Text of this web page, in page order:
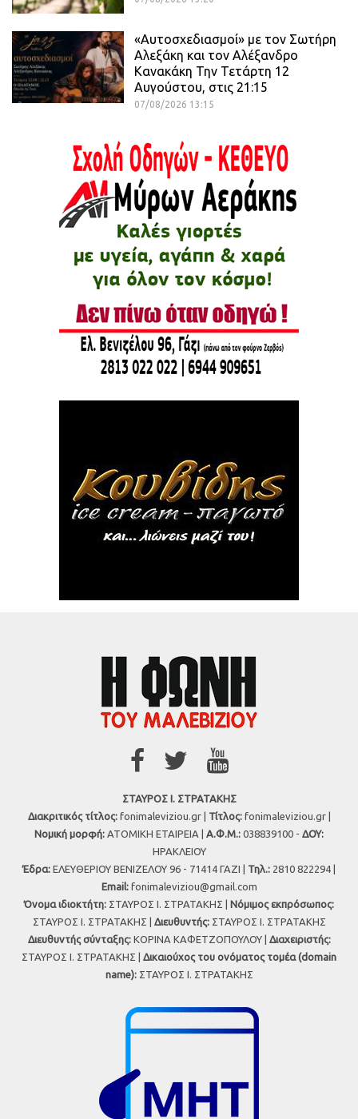
«Αυτοσχεδιασμοί» με τον Σωτήρη
Αλεξάκη και τον Αλέξανδρο
Κανακάκη Την Τετάρτη 12
Αυγούστου, στις 21:15
07/08/2026 13:15
ΣΤΑΥΡΟΣ Ι. ΣΤΡΑΤΑΚΗΣ
Διακριτικός τίτλος:fonimaleviziou.gr | Τίτλος:fonimaleviziou.gr |
Νομική μορφή: ΑΤΟΜΙΚΗ ΕΤΑΙΡΕΙΑ | Α.Φ.Μ.: 038839100 - ΔΟΥ:
ΗΡΑΚΛΕΙΟΥ
Έδρα: ΕΛΕΥΘΕΡΙΟΥ ΒΕΝΙΖΕΛΟΥ 96 - 71414 ΓΑΖΙ | Τηλ.: 2810 822294 |
Εmail: fonimaleviziou@gmail.com
Όνομα ιδιοκτήτη: ΣΤΑΥΡΟΣ Ι. ΣΤΡΑΤΑΚΗΣ | Νόμιμος εκπρόσωπος:
ΣΤΑΥΡΟΣ Ι. ΣΤΡΑΤΑΚΗΣ | Διευθυντής:ΣΤΑΥΡΟΣ Ι. ΣΤΡΑΤΑΚΗΣ
Διευθυντής σύνταξης:ΚΟΡΙΝΑ ΚΑΦΕΤΖΟΠΟΥΛΟΥ | Διαχειριστής:
ΣΤΑΥΡΟΣ Ι. ΣΤΡΑΤΑΚΗΣ | Δικαιούχος του ονόματος τομέα (domain
name):ΣΤΑΥΡΟΣ Ι. ΣΤΡΑΤΑΚΗΣ